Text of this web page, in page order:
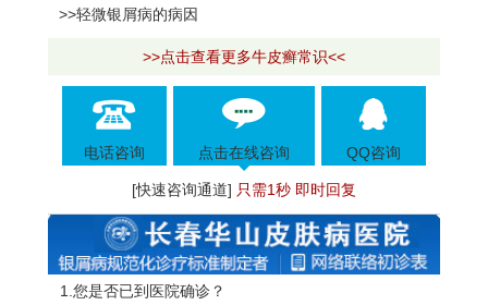
>>轻微银屑病的病因
>>点击查看更多牛皮癣常识<<
电话咨询 点击在线咨询 QQ咨询
[快速咨询通道] 只需1秒 即时回复
1.您是否已到医院确诊？